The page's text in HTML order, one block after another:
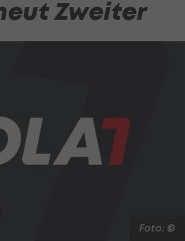
Zweiter
Foto: ©